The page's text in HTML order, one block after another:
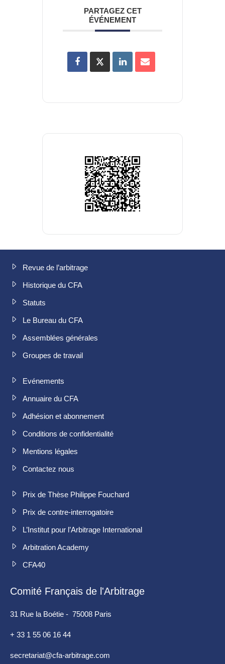
PARTAGEZ CET
ÉVÉNEMENT
Revue de l’arbitrage
Historique du CFA
Statuts
Le Bureau du CFA
Assemblées générales
Groupes de travail
Evénements
Annuaire du CFA
Adhésion et abonnement
Conditions de confidentialité
Mentions légales
Contactez nous
Prix de Thèse Philippe Fouchard
Prix de contre-interrogatoire
L’Institut pour l’Arbitrage International
Arbitration Academy
CFA40
Comité Français de l'Arbitrage
31 Rue la Boétie - 75008 Paris
+ 33 1 55 06 16 44
secretariat@cfa-arbitrage.com